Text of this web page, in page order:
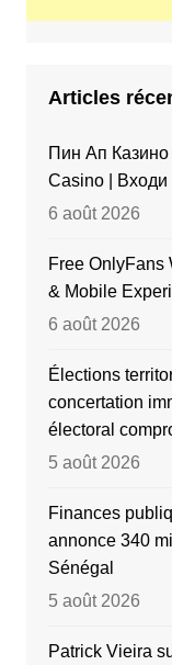
Articles
Пин Ап
Casino | Входи
6 août 2026
Free OnlyFans
& Mobile
6 août 2026
Élections
concertation
électoral
5 août 2026
Finances
annonce 340
Sénégal
5 août 2026
Patrick Vieira